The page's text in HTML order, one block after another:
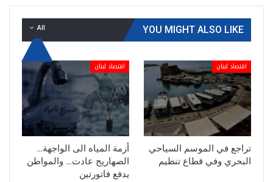
All YOU MIGHT ALSO LIKE
اقتصاد لبنان
تراجع في الموسم السياحي
البحري وفي قطاع تنظيم
اقتصاد لبنان
أزمة المياه الى الواجهة…
الصهاريج عادت… والمواطن
يدفع فاتورتين